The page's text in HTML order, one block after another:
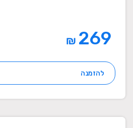
₪
להזמנה